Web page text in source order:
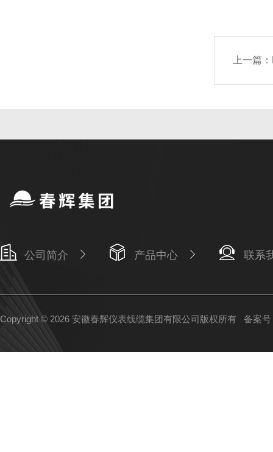
上一篇：
公司简介 产品中心 联系
Copyright © 2026 安徽春辉仪表线缆集团有限公司版权所有 备案号